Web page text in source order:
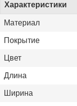
Характеристики
Материал
Покрытие
Цвет
Длина
Ширина